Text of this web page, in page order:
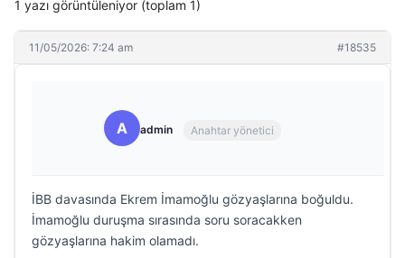
1 yazı görüntüleniyor (toplam 1)
11/05/2026: 7:24 am #18535
A admin Anahtar yönetici
İBB davasında Ekrem İmamoğlu gözyaşlarına boğuldu.
İmamoğlu duruşma sırasında soru soracakken
gözyaşlarına hakim olamadı.